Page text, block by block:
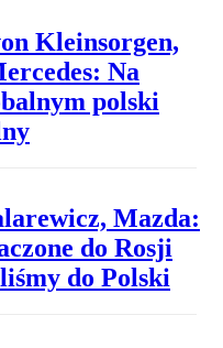
Kleinsorgen,
Na
polski
Mazda:
do Rosji
do Polski